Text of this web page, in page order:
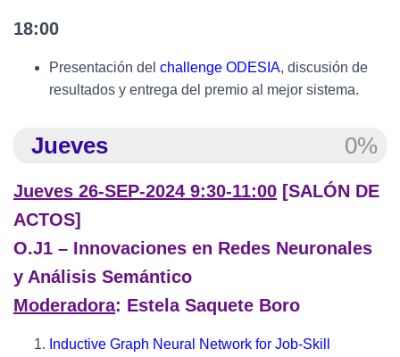
18:00
Presentación del challenge ODESIA, discusión de
resultados y entrega del premio al mejor sistema.
Jueves 0%
Jueves 26-SEP-2024 9:30-11:00 [SALÓN DE
ACTOS]
O.J1 – Innovaciones en Redes Neuronales
y Análisis Semántico
Moderadora: Estela Saquete Boro
Inductive Graph Neural Network for Job-Skill